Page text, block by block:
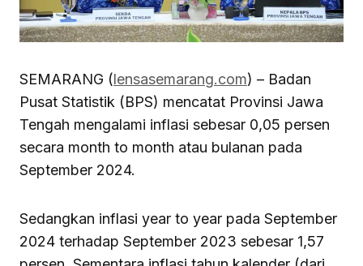
SEMARANG (lensasemarang.com) – Badan
Pusat Statistik (BPS) mencatat Provinsi Jawa
Tengah mengalami inflasi sebesar 0,05 persen
secara month to month atau bulanan pada
September 2024.
Sedangkan inflasi year to year pada September
2024 terhadap September 2023 sebesar 1,57